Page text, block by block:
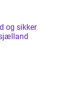
og sikker